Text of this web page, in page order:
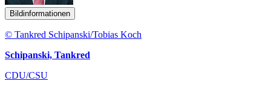
Bildinformationen
© Tankred Schipanski/Tobias Koch
Schipanski, Tankred
CDU/CSU